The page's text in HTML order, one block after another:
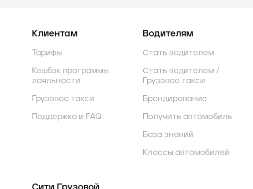
Клиентам
Тарифы
Кешбэк программы
лояльности
Грузовое такси
Поддержка и FAQ
Водителям
Стать водителем
Стать водителем /
Грузовое такси
Брендирование
Получить автомобиль
База знаний
Классы автомобилей